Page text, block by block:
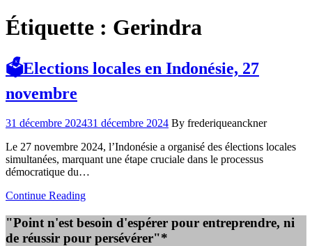
Étiquette : Gerindra
🗳️Elections locales en Indonésie, 27
novembre
31 décembre 202431 décembre 2024 By frederiqueanckner
Le 27 novembre 2024, l’Indonésie a organisé des élections locales
simultanées, marquant une étape cruciale dans le processus
démocratique du…
Continue Reading
"Point n'est besoin d'espérer pour entreprendre, ni
de réussir pour persévérer"*